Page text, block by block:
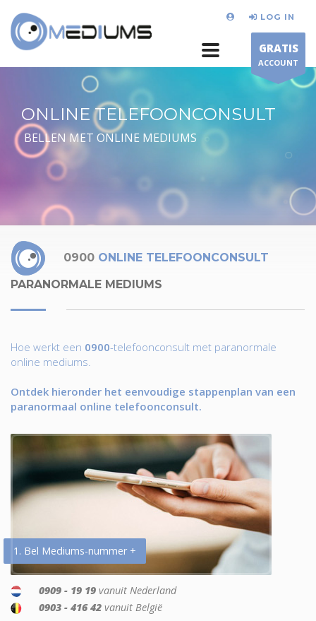
LOG IN
GRATIS
ACCOUNT
ONLINE TELEFOONCONSULT
BELLEN MET ONLINE MEDIUMS
0900 ONLINE TELEFOONCONSULT
PARANORMALE MEDIUMS
Hoe werkt een 0900-telefoonconsult met paranormale
online mediums.
Ontdek hieronder het eenvoudige stappenplan van een
paranormaal online telefoonconsult.
1. Bel Mediums-nummer +
0909 - 19 19 vanuit Nederland
0903 - 416 42 vanuit België